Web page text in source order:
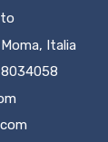
Italia